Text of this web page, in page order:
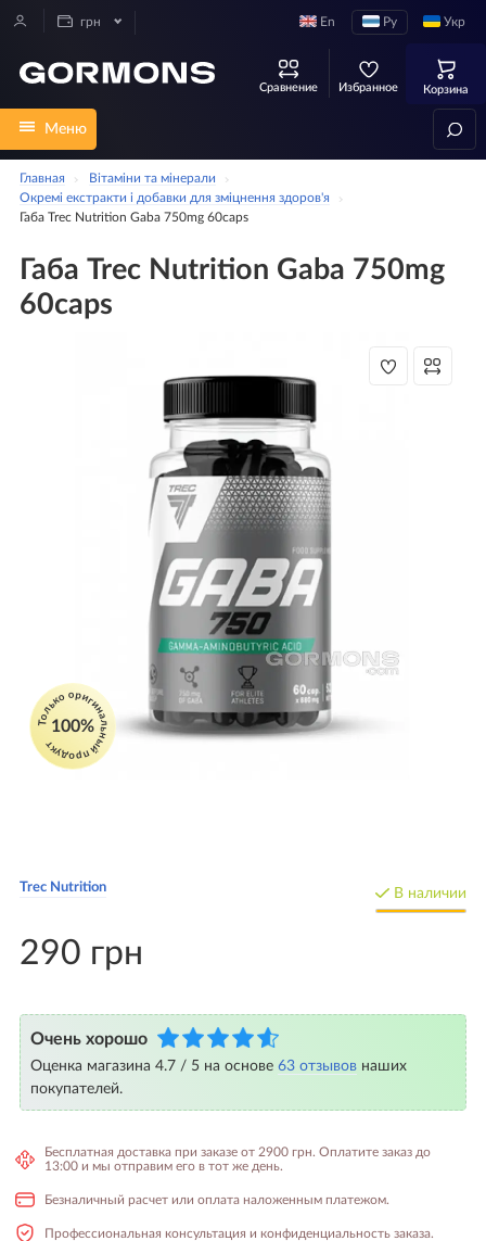
грн Укр
Ру
En
Сравнение Избранное Корзина
Меню
Главная
Вітаміни та мінерали
Окремі екстракти і добавки для зміцнення здоров'я
Габа Trec Nutrition Gaba 750mg 60caps
Габа Trec Nutrition Gaba 750mg
60caps
Только оригинальный продукт
100%
Trec Nutrition В наличии
290 грн
Очень хорошо
Оценка магазина 4.7 / 5 на основе 63 отзывов наших
покупателей.
Бесплатная доставка при заказе от 2900 грн. Оплатите заказ до
13:00 и мы отправим его в тот же день.
Безналичный расчет или оплата наложенным платежом.
Профессиональная консультация и конфиденциальность заказа.